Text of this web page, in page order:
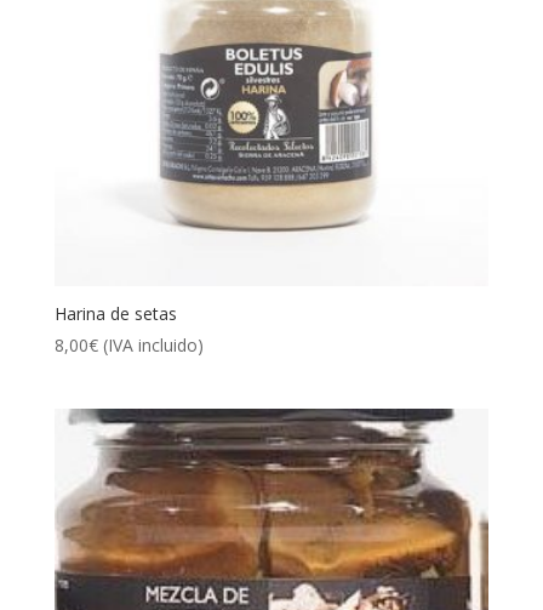
Harina de setas
8,00€ (IVA incluido)